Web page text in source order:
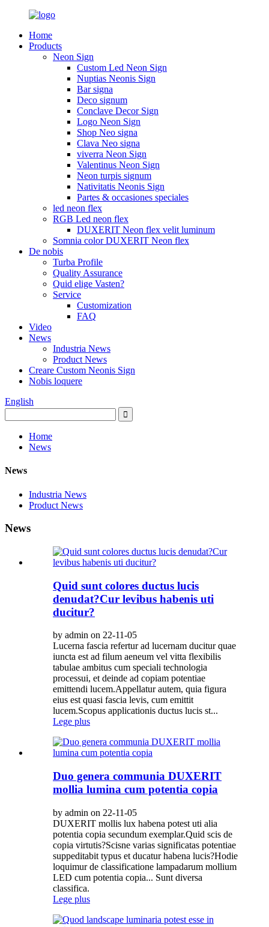
Home
Products
Neon Sign
Custom Led Neon Sign
Nuptias Neonis Sign
Bar signa
Deco signum
Conclave Decor Sign
Logo Neon Sign
Shop Neo signa
Clava Neo signa
viverra Neon Sign
Valentinus Neon Sign
Neon turpis signum
Nativitatis Neonis Sign
Partes & occasiones speciales
led neon flex
RGB Led neon flex
DUXERIT Neon flex velit luminum
Somnia color DUXERIT Neon flex
De nobis
Turba Profile
Quality Assurance
Quid elige Vasten?
Service
Customization
FAQ
Video
News
Industria News
Product News
Creare Custom Neonis Sign
Nobis loquere
English
Home
News
News
Industria News
Product News
News
Quid sunt colores ductus lucis
denudat?Cur levibus habenis uti
ducitur?
by admin on 22-11-05
Lucerna fascia refertur ad lucernam ducitur quae
iuncta est ad filum aeneum vel vitta flexibilis
tabulae ambitus cum speciali technologia
processui, et deinde ad copiam potentiae
emittendi lucem.Appellatur autem, quia figura
eius est quasi fascia levis, cum emittit
lucem.Scopus applicationis ductus lucis st...
Lege plus
Duo genera communia DUXERIT
mollia lumina cum potentia copia
by admin on 22-11-05
DUXERIT mollis lux habena potest uti alia
potentia copia secundum exemplar.Quid scis de
copia virtutis?Scisne varias significatas potentiae
suppeditabit typus et ducatur habena lucis?Hodie
loquimur de classificatione lampadarum mollium
LED cum potentia copia... Sunt diversa
classifica.
Lege plus